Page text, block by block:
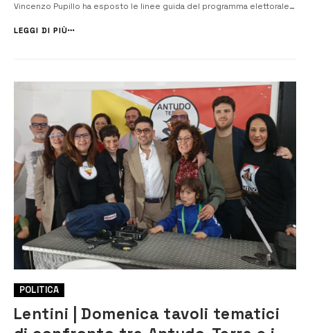
Vincenzo Pupillo ha esposto le linee guida del programma elettorale,
ha evidenziato le grandi opportunità offerte dal territorio, affrontando
LEGGI DI PIÙ
POLITICA
Lentini | Domenica tavoli tematici